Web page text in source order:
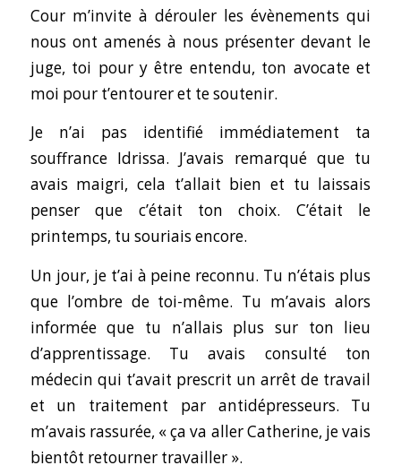
Cour m’invite à dérouler les évènements qui
nous ont amenés à nous présenter devant le
juge, toi pour y être entendu, ton avocate et
moi pour t’entourer et te soutenir.
Je n’ai pas identifié immédiatement ta
souffrance Idrissa. J’avais remarqué que tu
avais maigri, cela t’allait bien et tu laissais
penser que c’était ton choix. C’était le
printemps, tu souriais encore.
Un jour, je t’ai à peine reconnu. Tu n’étais plus
que l’ombre de toi-même. Tu m’avais alors
informée que tu n’allais plus sur ton lieu
d’apprentissage. Tu avais consulté ton
médecin qui t’avait prescrit un arrêt de travail
et un traitement par antidépresseurs. Tu
m’avais rassurée, « ça va aller Catherine, je vais
bientôt retourner travailler ».